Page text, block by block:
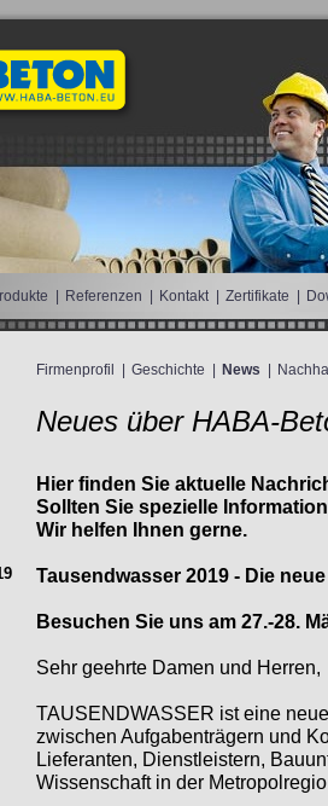
Referenzen Kontakt Zertifikate
Firmenprofil Geschichte News
Neues über HABA-
Hier finden Sie aktuelle
Sollten Sie spezielle
Wir helfen Ihnen gerne.
Tausendwasser 2019 - Die
Besuchen Sie uns am 27.-28.
Sehr geehrte Damen und Herren,
TAUSENDWASSER ist eine
zwischen Aufgabenträgern und
Lieferanten, Dienstleistern,
Wissenschaft in der